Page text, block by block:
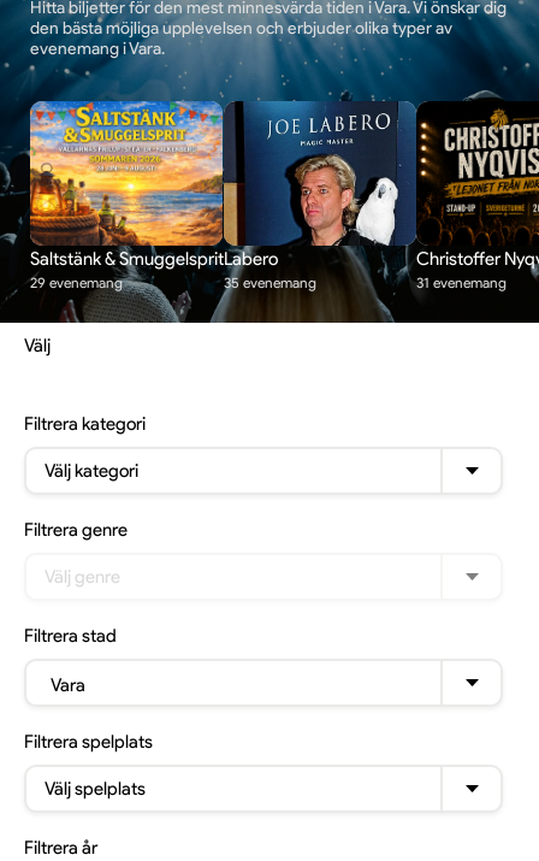
Hitta biljetter för den mest minnesvärda tiden i Vara. Vi önskar dig
den bästa möjliga upplevelsen och erbjuder olika typer av
evenemang i Vara.
Saltstänk & Smuggelsprit
29 evenemang
Labero
35 evenemang
Christoffer
31 evenemang
Välj
Filtrera kategori
Välj kategori
Filtrera genre
Välj genre
Filtrera stad
Vara
Filtrera spelplats
Välj spelplats
Filtrera år